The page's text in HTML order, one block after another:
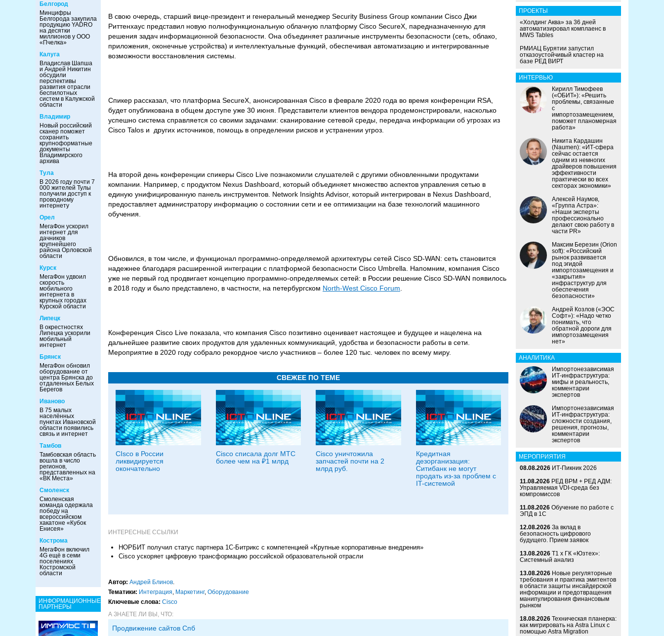
Белгород
Минцифры
Белгорода закупила
продукцию YADRO
на десятки
миллионов у ООО
«Пчелка»
Калуга
Владислав Шапша
и Андрей Никитин
обсудили
перспективы
развития отрасли
беспилотных
систем в Калужской
области
Владимир
Новый российский
сканер поможет
сохранить
крупноформатные
документы
Владимирского
архива
Тула
В 2026 году почти 7
000 жителей Тулы
получили доступ к
проводному
интернету
Орел
МегаФон ускорил
интернет для
дачников
крупнейшего
района Орловской
области
Курск
МегаФон удвоил
скорость
мобильного
интернета в
крупных городах
Курской области
Липецк
В окрестностях
Липецка ускорили
мобильный
интернет
Брянск
МегаФон обновил
оборудование от
центра Брянска до
отдаленных Белых
Берегов
Иваново
В 75 малых
населённых
пунктах Ивановской
области появились
связь и интернет
Тамбов
Тамбовская область
вошла в число
регионов,
представленных на
«ВК Места»
Смоленск
Смоленская
команда одержала
победу на
всероссийском
хакатоне «Кубок
Енисея»
Кострома
МегаФон включил
4G ещё в семи
поселениях
Костромской
области
ИНФОРМАЦИОННЫЕ
ПАРТНЕРЫ
В свою очередь, старший вице-президент и генеральный менеджер Security Business Group компании Cisco Джи
Риттенхаус представил новую полнофункциональную облачную платформу Cisco SecureX, паредназначенную для
решения задач информационной безопасности. Она объединяет различные инструменты безопасности (сеть, облако,
приложения, оконечные устройства) и интеллектуальные функций, обеспечивая автоматизацию и интегрированные
возможности восстановления системы.
Спикер рассказал, что платформа SecureX, анонсированная Cisco в феврале 2020 года во время конференции RSA,
будет опубликована в общем доступе уже 30 июня. Представители клиентов вендора продемонстрировали, насколько
успешно система справляется со своими задачами: сканирование сетевой среды, передача информации об угрозах из
Cisco Talos и других источников, помощь в определении рисков и устранении угроз.
На второй день конференции спикеры Cisco Live познакомили слушателей с другими обновленными продуктами
компании. Например, c продуктом Nexus Dashboard, который объединяет множество аспектов управления сетью в
единую унифицированную панель инструментов. Network Insights Advisor, который интегрирован в Nexus Dashboard,
предоставляет администратору информацию о состоянии сети и ее оптимизации на базе технологий машинного
обучения.
Обновился, в том числе, и функционал программно-определяемой архитектуры сетей Cisco SD-WAN: сеть становится
надежнее благодаря расширенной интеграции с платформой безопасности Cisco Umbrella. Напомним, компания Cisco
уже не первый год продвигает концепцию программно-определяемых сетей: в России решение Cisco SD-WAN появилось
в 2018 году и было представлено, в частности, на петербургском North-West Cisсo Forum
Конференция Cisco Live показала, что компания Cisco позитивно оценивает настоящее и будущее и нацелена на
дальнейшее развитие своих продуктов для удаленных коммуникаций, удобства и безопасности работы в сети.
Мероприятие в 2020 году собрало рекордное число участников – более 120 тыс. человек по всему миру.
СВЕЖЕЕ ПО ТЕМЕ
СIsco в России
ликвидируется
окончательно
Cisco списала долг МТС
более чем на ₽1 млрд
Cisco уничтожила
запчастей почти на 2
млрд руб.
Кредитная
дезорганизация:
Ситибанк не могут
продать из-за проблем с
IT-системой
ИНТЕРЕСНЫЕ ССЫЛКИ
НОРБИТ получил статус партнера 1С-Битрикс с компетенцией «Крупные корпоративные внедрения»
Cisco ускоряет цифровую трансформацию российской образовательной отрасли
Автор: Андрей Блинов.
Тематики: Интеграция, Маркетинг, Оборудование
Ключевые слова: Cisco
А ЗНАЕТЕ ЛИ ВЫ, ЧТО:
Продвижение сайтов Спб
ПРОЕКТЫ
«Холдинг Аква» за 36 дней
автоматизировал комплаенс в
MWS Tables
РМИАЦ Бурятии запустил
отказоустойчивый кластер на
базе РЕД ВИРТ
ИНТЕРВЬЮ
Кирилл Тимофеев
(«ОБИТ»): «Решить
проблемы, связанные
с
импортозамещением,
поможет планомерная
работа»
Никита Кардашин
(Naumen): «ИТ-сфера
сейчас остается
одним из немногих
драйверов повышения
эффективности
практически во всех
секторах экономики»
Алексей Наумов,
«Группа Астра»:
«Наши эксперты
профессионально
делают свою работу в
части PR»
Максим Березин (Orion
soft): «Российский
рынок развивается
под эгидой
импортозамещения и
«закрытия»
инфраструктур для
обеспечения
безопасности»
Андрей Козлов («ЭОС
Софт»): «Надо четко
понимать, что
обратной дороги для
импортозамещения
нет»
АНАЛИТИКА
Импортонезависимая
ИТ-инфраструктура:
мифы и реальность,
комментарии
экспертов
Импортонезависимая
ИТ-инфраструктура:
сложности создания,
решения, прогнозы,
комментарии
экспертов
МЕРОПРИЯТИЯ
08.08.2026 ИТ-Пикник 2026
11.08.2026 РЕД ВРМ + РЕД АДМ:
Управляемая VDI-среда без
компромиссов
11.08.2026 Обучение по работе с
ЭПД в 1С
12.08.2026 За вклад в
безопасность цифрового
будущего. Прием заявок
13.08.2026 Т1 x ГК «Юзтех»:
Системный анализ
13.08.2026 Новые регуляторные
требования и практика эмитентов
в области защиты инсайдерской
информации и предотвращения
манипулирования финансовым
рынком
18.08.2026 Техническая планерка:
как мигрировать на Astra Linux с
помощью Astra Migration